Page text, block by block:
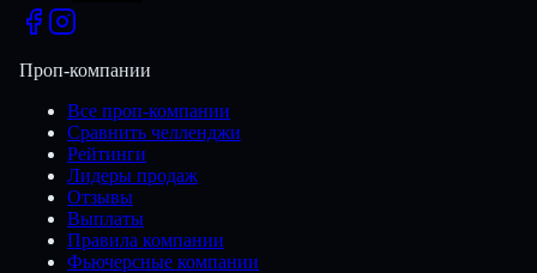
Проп-компании
Все проп-компании
Сравнить челленджи
Рейтинги
Лидеры продаж
Отзывы
Выплаты
Правила компании
Фьючерсные компании